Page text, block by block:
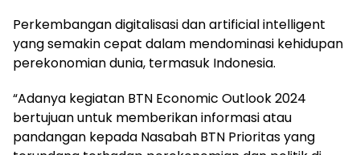
Perkembangan digitalisasi dan artificial intelligent
yang semakin cepat dalam mendominasi kehidupan
perekonomian dunia, termasuk Indonesia.
“Adanya kegiatan BTN Economic Outlook 2024
bertujuan untuk memberikan informasi atau
pandangan kepada Nasabah BTN Prioritas yang